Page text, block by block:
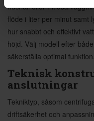
hushåll eller
flöde i liter per minut samt
hur snabbt och effektivt
höjd. Välj modell efter
säkerställa optimal funktion.
Teknisk
anslutningar
Tekniktyp, såsom
driftsäkerhet och